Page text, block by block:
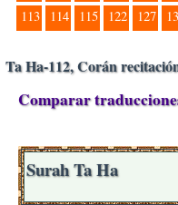
113 114 115 122 127
Ta Ha-112, Corán
Comparar
Surah Ta Ha